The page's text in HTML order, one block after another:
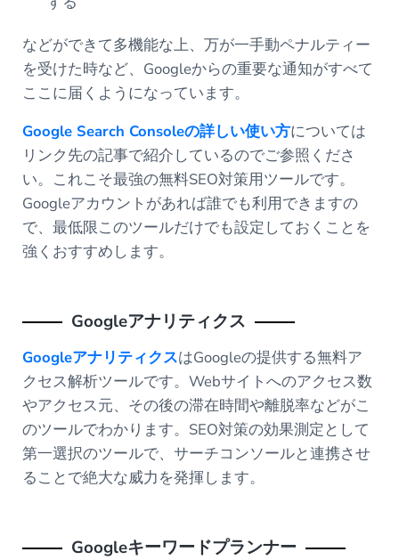
などができて多機能な上、万が一手動ペナルティー
を受けた時など、Googleからの重要な通知がすべて
ここに届くようになっています。
Google Search Consoleの詳しい使い方については
リンク先の記事で紹介しているのでご参照くださ
い。これこそ最強の無料SEO対策用ツールです。
Googleアカウントがあれば誰でも利用できますの
で、最低限このツールだけでも設定しておくことを
強くおすすめします。
Googleアナリティクス
GoogleアナリティクスはGoogleの提供する無料ア
クセス解析ツールです。Webサイトへのアクセス数
やアクセス元、その後の滞在時間や離脱率などがこ
のツールでわかります。SEO対策の効果測定として
第一選択のツールで、サーチコンソールと連携させ
ることで絶大な威力を発揮します。
Googleキーワードプランナー